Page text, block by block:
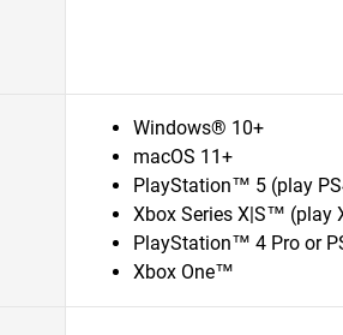
Windows® 10+
macOS 11+
PlayStation™ 5 (play
Xbox Series X|S™ (play
PlayStation™ 4 Pro or
Xbox One™